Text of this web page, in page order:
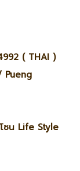
( THAI )
Pueng
ซน Life Style